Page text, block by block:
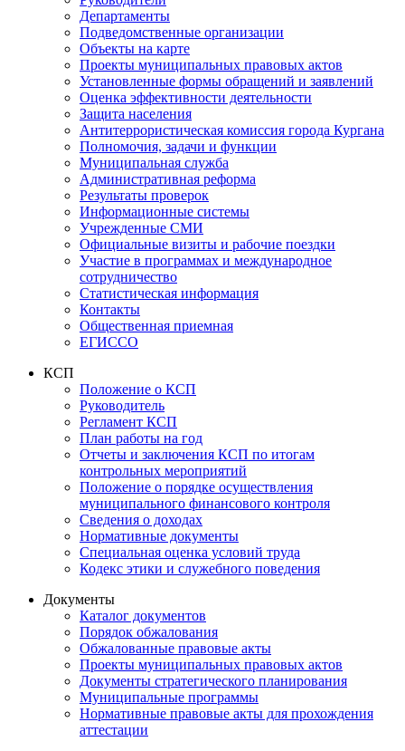
Департаменты
Подведомственные организации
Объекты на карте
Проекты муниципальных правовых актов
Установленные формы обращений и заявлений
Оценка эффективности деятельности
Защита населения
Антитеррористическая комиссия города Кургана
Полномочия, задачи и функции
Муниципальная служба
Административная реформа
Результаты проверок
Информационные системы
Учрежденные СМИ
Официальные визиты и рабочие поездки
Участие в программах и международное
сотрудничество
Статистическая информация
Контакты
Общественная приемная
ЕГИССО
КСП
Положение о КСП
Руководитель
Регламент КСП
План работы на год
Отчеты и заключения КСП по итогам
контрольных мероприятий
Положение о порядке осуществления
муниципального финансового контроля
Сведения о доходах
Нормативные документы
Специальная оценка условий труда
Кодекс этики и служебного поведения
Документы
Каталог документов
Порядок обжалования
Обжалованные правовые акты
Проекты муниципальных правовых актов
Документы стратегического планирования
Муниципальные программы
Нормативные правовые акты для прохождения
аттестации